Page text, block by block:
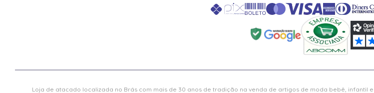
Loja de atacado localizada no Brás com mais de 30 anos de tradição na venda de artigos de moda bebê,